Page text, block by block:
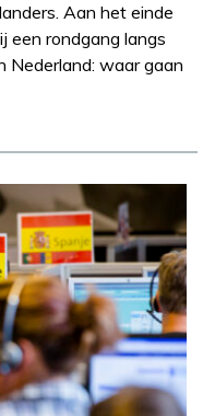
Aan het einde
een rondgang langs
Nederland: waar gaan